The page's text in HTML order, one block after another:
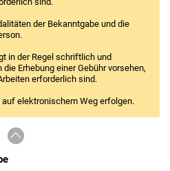
der Bekanntgabe und die
in der Regel schriftlich und
Erhebung einer Gebühr vorsehen,
erforderlich sind.
elektronischem Weg erfolgen.